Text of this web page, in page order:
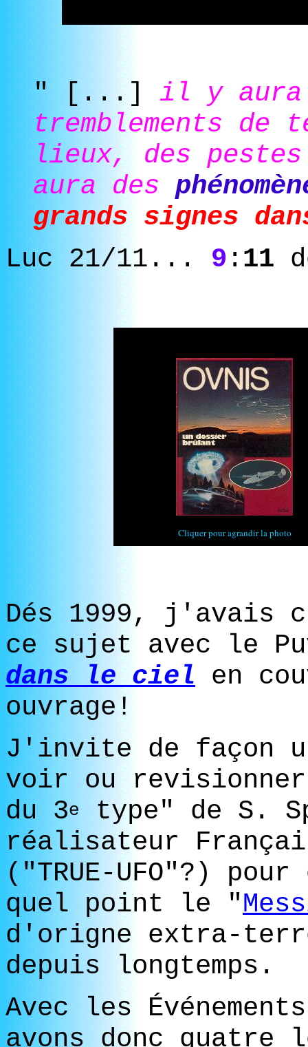
" [...]
il y aura
tremblements
lieux, des
aura des
grands signes
Luc 21/11... 9 : 11
Cliquer pour agrandir la photo
Dés 1999, j'avais
ce sujet avec le
dans le ciel en
ouvrage!
J'invite de façon
voir ou
du 3e
type" de S.
réalisateur
("TRUE-UFO"?)
quel point le "
d'origne extra-
depuis longtemps.
Avec les
avons donc quatre